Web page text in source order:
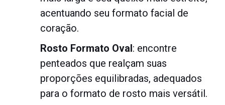
acentuando seu formato facial de
coração.
Rosto Formato Oval : encontre
penteados que realçam suas
proporções equilibradas, adequados
para o formato de rosto mais versátil.